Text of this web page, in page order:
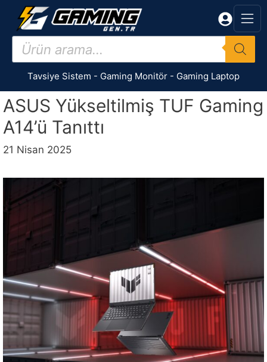
İçeriğe
Products
search
Tavsiye Sistem - Gaming Monitör - Gaming Laptop
ASUS Yükseltilmiş TUF Gaming
A14’ü Tanıttı
21 Nisan 2025